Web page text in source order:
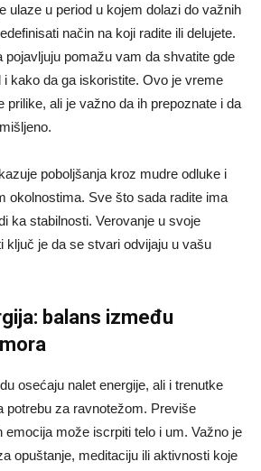
ulaze u period u kojem dolazi do važnih
način na koji radite ili delujete.
pojavljuju pomažu vam da shvatite gde
i kako da ga iskoristite. Ovo je vreme
prilike, ali je važno da ih prepoznate i da
poboljšanja kroz mudre odluke i
okolnostima. Sve što sada radite ima
ka stabilnosti. Verovanje u svoje
ključ je da se stvari odvijaju u vašu
balans između
osećaju nalet energije, ali i trenutke
potrebu za ravnotežom. Previše
emocija može iscrpiti telo i um. Važno je
opuštanje, meditaciju ili aktivnosti koje